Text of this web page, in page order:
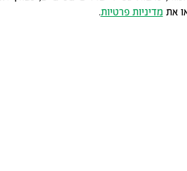
את מדיניות פרטיות.